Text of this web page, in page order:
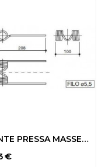
DENTE PRESSA MASSEY FERGUSON LARGA
€